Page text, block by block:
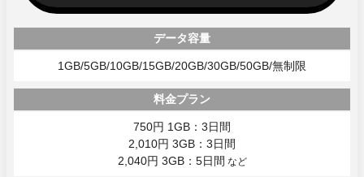
データ容量
1GB/5GB/10GB/15GB/20GB/30GB/50GB/無制限
料金プラン
750円 1GB：3日間
2,010円 3GB：3日間
2,040円 3GB：5日間 など